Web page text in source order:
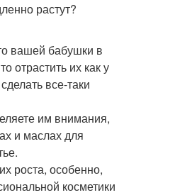
растут?
вашей бабушки в
отрастить их как у
все-таки
им внимания,
и маслах для
роста, особенно,
косметики